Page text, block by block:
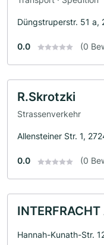
Düngstruperstr. 51 a,
0.0 (0
R.Skrotzki
Strassenverkehr
Allensteiner Str. 1,
0.0 (0
Hannah-Kunath-Str.